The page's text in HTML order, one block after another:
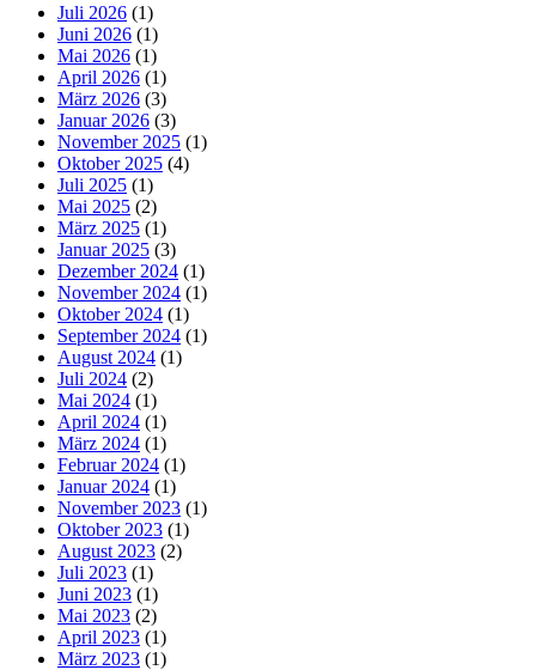
Juli 2026 (1)
Juni 2026 (1)
Mai 2026 (1)
April 2026 (1)
März 2026 (3)
Januar 2026 (3)
November 2025 (1)
Oktober 2025 (4)
Juli 2025 (1)
Mai 2025 (2)
März 2025 (1)
Januar 2025 (3)
Dezember 2024 (1)
November 2024 (1)
Oktober 2024 (1)
September 2024 (1)
August 2024 (1)
Juli 2024 (2)
Mai 2024 (1)
April 2024 (1)
März 2024 (1)
Februar 2024 (1)
Januar 2024 (1)
November 2023 (1)
Oktober 2023 (1)
August 2023 (2)
Juli 2023 (1)
Juni 2023 (1)
Mai 2023 (2)
April 2023 (1)
März 2023 (1)